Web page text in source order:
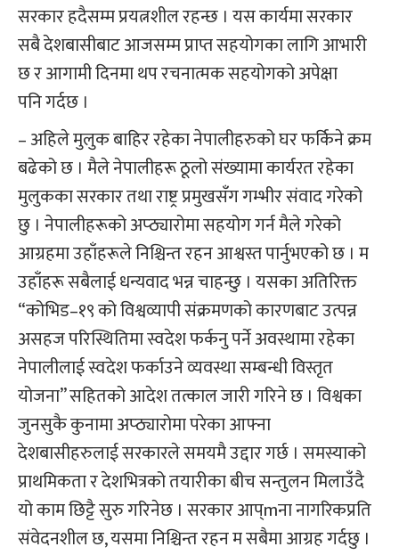
सरकार हदैसम्म प्रयत्नशील रहन्छ । यस कार्यमा सरकार
सबै देशबासीबाट आजसम्म प्राप्त सहयोगका लागि आभारी
छ र आगामी दिनमा थप रचनात्मक सहयोगको अपेक्षा
पनि गर्दछ ।
– अहिले मुलुक बाहिर रहेका नेपालीहरुको घर फर्किने क्रम
बढेको छ । मैले नेपालीहरू ठूलो संख्यामा कार्यरत रहेका
मुलुकका सरकार तथा राष्ट्र प्रमुखसँग गम्भीर संवाद गरेको
छु । नेपालीहरूको अप्ठ्यारोमा सहयोग गर्न मैले गरेको
आग्रहमा उहाँहरूले निश्चिन्त रहन आश्वस्त पार्नुभएको छ । म
उहाँहरू सबैलाई धन्यवाद भन्न चाहन्छु । यसका अतिरिक्त
“कोभिड–१९ को विश्वव्यापी संक्रमणको कारणबाट उत्पन्न
असहज परिस्थितिमा स्वदेश फर्कनु पर्ने अवस्थामा रहेका
नेपालीलाई स्वदेश फर्काउने व्यवस्था सम्बन्धी विस्तृत
योजना” सहितको आदेश तत्काल जारी गरिने छ । विश्वका
जुनसुकै कुनामा अप्ठ्यारोमा परेका आफ्ना
देशबासीहरुलाई सरकारले समयमै उद्दार गर्छ । समस्याको
प्राथमिकता र देशभित्रको तयारीका बीच सन्तुलन मिलाउँदै
यो काम छिट्टै सुरु गरिनेछ । सरकार आप्mना नागरिकप्रति
संवेदनशील छ, यसमा निश्चिन्त रहन म सबैमा आग्रह गर्दछु ।